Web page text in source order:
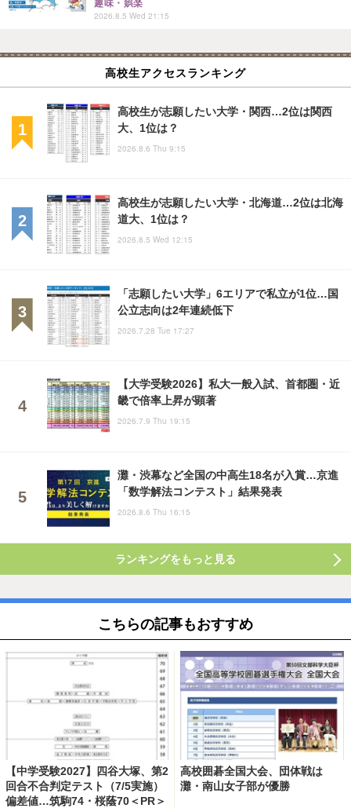
趣味・娯楽
2026.8.5 Wed 21:15
高校生アクセスランキング
高校生が志願したい大学・関西…2位は関西
大、1位は？
2026.8.6 Thu 9:15
高校生が志願したい大学・北海道…2位は北海
道大、1位は？
2026.8.5 Wed 12:15
「志願したい大学」6エリアで私立が1位…国
公立志向は2年連続低下
2026.7.28 Tue 17:27
【大学受験2026】私大一般入試、首都圏・近
畿で倍率上昇が顕著
2026.7.9 Thu 19:15
灘・渋幕など全国の中高生18名が入賞…京進
「数学解法コンテスト」結果発表
2026.8.6 Thu 16:15
ランキングをもっと見る
こちらの記事もおすすめ
【中学受験2027】四谷大塚、第2
回合不合判定テスト（7/5実施）
偏差値…筑駒74・桜蔭70＜PR＞
高校囲碁全国大会、団体戦は
灘・南山女子部が優勝